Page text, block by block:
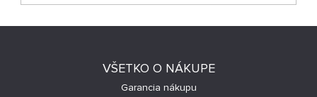
VŠETKO O NÁKUPE
Garancia nákupu